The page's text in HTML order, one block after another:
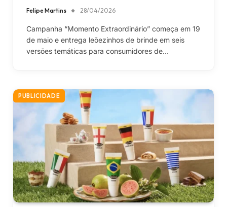
Felipe Martins 28/04/2026
Campanha “Momento Extraordinário” começa em 19
de maio e entrega leõezinhos de brinde em seis
versões temáticas para consumidores de…
PUBLICIDADE